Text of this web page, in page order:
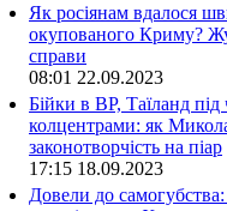
Як росіянам вдалося
окупованого Криму?
справи
08:01 22.09.2023
Бійки в ВР, Таїланд під
колцентрами: як
законотворчість на піар
17:15 18.09.2023
Довели до